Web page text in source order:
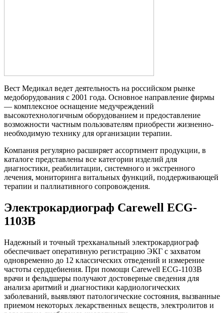
Вест Медикал ведет деятельность на российском рынке
медоборудования с 2001 года. Основное направление фирмы
— комплексное оснащение медучреждений
высокотехнологичным оборудованием и предоставление
возможности частным пользователям приобрести жизненно-
необходимую технику для организации терапии.
Компания регулярно расширяет ассортимент продукции, в
каталоге представлены все категории изделий для
диагностики, реабилитации, системного и экстренного
лечения, мониторинга витальных функций, поддерживающей
терапии и паллиативного сопровождения.
Электрокардиограф Carewell ECG-
1103B
Надежный и точный трехканальный электрокардиограф
обеспечивает оперативную регистрацию ЭКГ с захватом
одновременно до 12 классических отведений и измерение
частоты сердцебиения. При помощи Carewell ECG-1103B
врачи и фельдшеры получают достоверные сведения для
анализа аритмий и диагностики кардиологических
заболеваний, выявляют патологические состояния, вызванные
приемом некоторых лекарственных веществ, электролитов и